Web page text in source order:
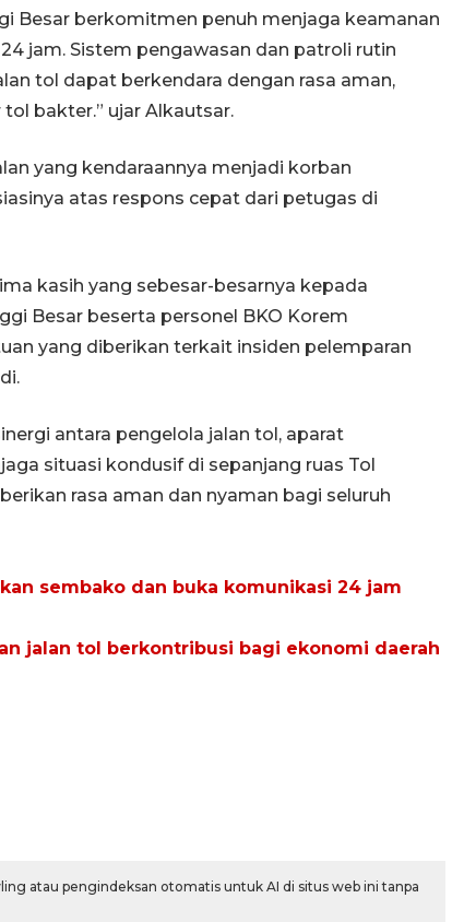
Besar berkomitmen penuh menjaga keamanan
jam. Sistem pengawasan dan patroli rutin
tol dapat berkendara dengan rasa aman,
bakter.” ujar Alkautsar.
yang kendaraannya menjadi korban
atas respons cepat dari petugas di
kasih yang sebesar-besarnya kepada
Besar beserta personel BKO Korem
yang diberikan terkait insiden pelemparan
antara pengelola jalan tol, aparat
situasi kondusif di sepanjang ruas Tol
rasa aman dan nyaman bagi seluruh
sembako dan buka komunikasi 24 jam
jalan tol berkontribusi bagi ekonomi daerah
atau pengindeksan otomatis untuk AI di situs web ini tanpa